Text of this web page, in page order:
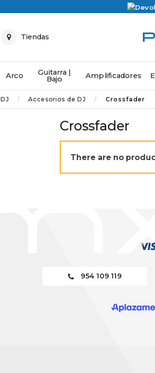
Tiendas
Arco Guitarra |
Bajo Amplificadores
DJ Accesorios de DJ Crossfader
Crossfader
There are no
954 109 119